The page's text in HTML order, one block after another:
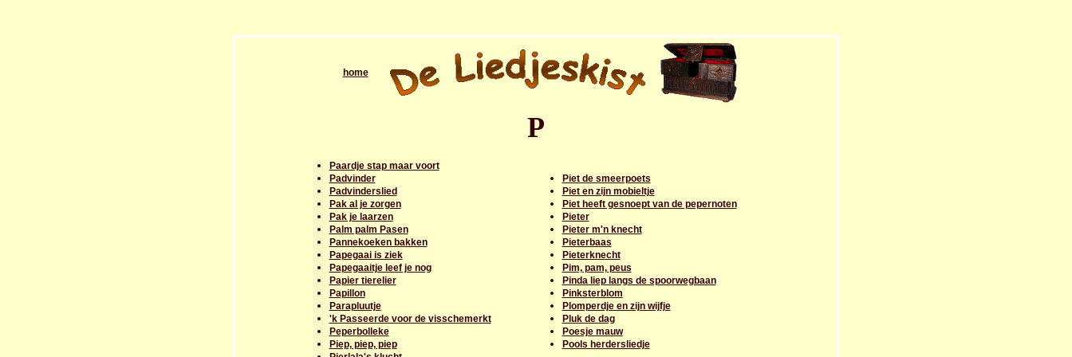
home
P
Paardje stap maar voort
Padvinder
Padvinderslied
Pak al je zorgen
Pak je laarzen
Palm palm Pasen
Pannekoeken bakken
Papegaai is ziek
Papegaaitje leef je nog
Papier tierelier
Papillon
Parapluutje
'k Passeerde voor de visschemerkt
Peperbolleke
Piep, piep, piep
Piet de smeerpoets
Piet en zijn mobieltje
Piet heeft gesnoept van de pepernoten
Pieter
Pieter m'n knecht
Pieterbaas
Pieterknecht
Pim, pam, peus
Pinda liep langs de spoorwegbaan
Pinksterblom
Plomperdje en zijn wijfje
Pluk de dag
Poesje mauw
Pools herdersliedje